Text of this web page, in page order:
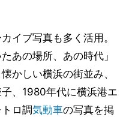
イブ写真も多く活用。
あの場所、あの時代」
かしい横浜の街並み、
、1980年代に横浜港エ
ロ調気動車の写真を掲